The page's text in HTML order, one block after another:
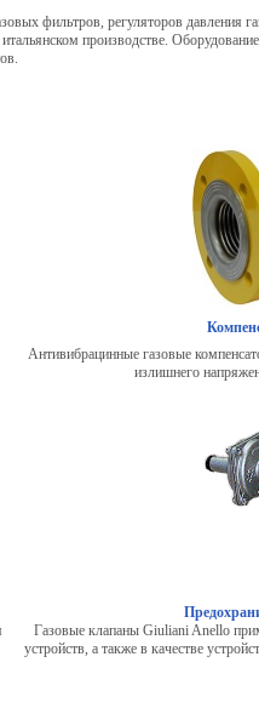
фильтров, регуляторов давления
производстве.
Антивибрацинные газовые
излишнего
Газовые клапаны Giuliani Anello
устройств, а также в качестве